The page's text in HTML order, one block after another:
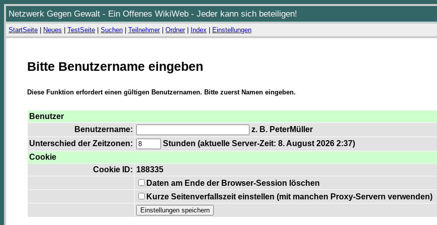
Netzwerk Gegen Gewalt - Ein Offenes WikiWeb - Jeder kann sich beteiligen!
StartSeite Neues TestSeite Suchen Teilnehmer| Ordner| Index Einstellungen
Bitte Benutzername eingeben
Diese Funktion erfordert einen gültigen Benutzernamen. Bitte zuerst Namen eingeben.
Benutzer
Benutzername:
z. B. PeterMüller
Unterschied der Zeitzonen:
Stunden (aktuelle Server-Zeit: 8. August 2026 2:37)
Cookie
Cookie ID: 188335
Daten am Ende der Browser-Session löschen
Kurze Seitenverfallszeit einstellen (mit manchen Proxy-Servern verwenden)